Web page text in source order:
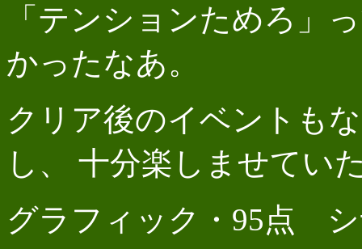
「テンションためろ」
かったなあ。
クリア後のイベントも
し、 十分楽しませてい
グラフィック・95点